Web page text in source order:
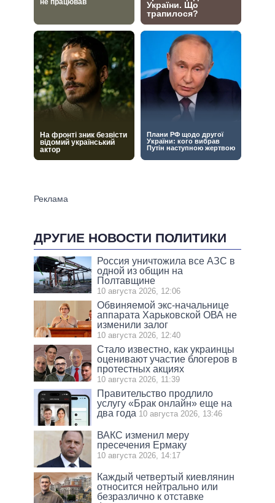
ДРУГИЕ НОВОСТИ ПОЛИТИКИ
Россия уничтожила все АЗС в
одной из общин на
Полтавщине
10 августа 2026, 12:06
Обвиняемой экс-начальнице
аппарата Харьковской ОВА не
изменили залог
10 августа 2026, 12:40
Стало известно, как украинцы
оценивают участие блогеров в
протестных акциях
10 августа 2026, 11:39
Правительство продлило
услугу «Брак онлайн» еще на
два года 10 августа 2026, 13:46
ВАКС изменил меру
пресечения Ермаку
10 августа 2026, 14:17
Каждый четвертый киевлянин
относится нейтрально или
безразлично к отставке